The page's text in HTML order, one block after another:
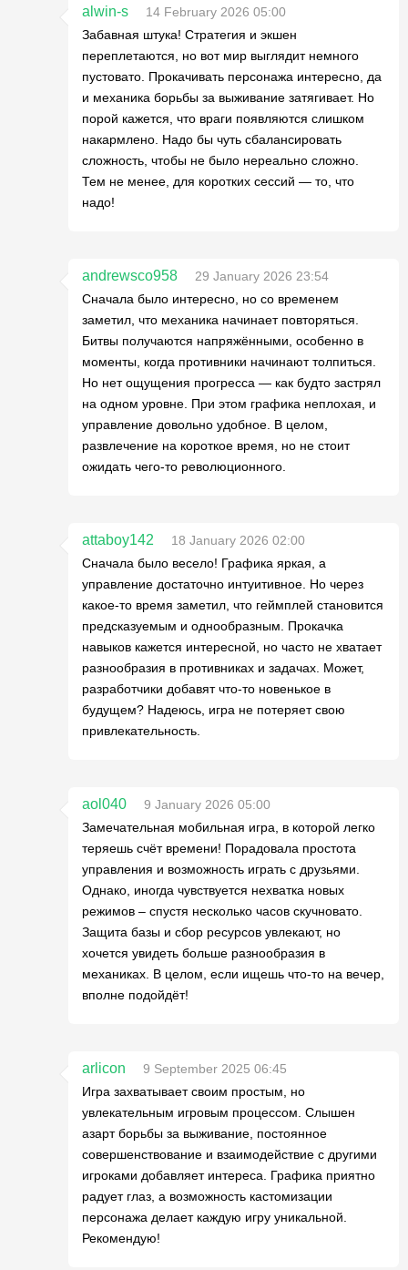
alwin-s
14 February 2026 05:00
Забавная штука! Стратегия и экшен
переплетаются, но вот мир выглядит немного
пустовато. Прокачивать персонажа интересно, да
и механика борьбы за выживание затягивает. Но
порой кажется, что враги появляются слишком
накармлено. Надо бы чуть сбалансировать
сложность, чтобы не было нереально сложно.
Тем не менее, для коротких сессий — то, что
надо!
andrewsco958
29 January 2026 23:54
Сначала было интересно, но со временем
заметил, что механика начинает повторяться.
Битвы получаются напряжёнными, особенно в
моменты, когда противники начинают толпиться.
Но нет ощущения прогресса — как будто застрял
на одном уровне. При этом графика неплохая, и
управление довольно удобное. В целом,
развлечение на короткое время, но не стоит
ожидать чего-то революционного.
attaboy142
18 January 2026 02:00
Сначала было весело! Графика яркая, а
управление достаточно интуитивное. Но через
какое-то время заметил, что геймплей становится
предсказуемым и однообразным. Прокачка
навыков кажется интересной, но часто не хватает
разнообразия в противниках и задачах. Может,
разработчики добавят что-то новенькое в
будущем? Надеюсь, игра не потеряет свою
привлекательность.
aol040
9 January 2026 05:00
Замечательная мобильная игра, в которой легко
теряешь счёт времени! Порадовала простота
управления и возможность играть с друзьями.
Однако, иногда чувствуется нехватка новых
режимов – спустя несколько часов скучновато.
Защита базы и сбор ресурсов увлекают, но
хочется увидеть больше разнообразия в
механиках. В целом, если ищешь что-то на вечер,
вполне подойдёт!
arlicon
9 September 2025 06:45
Игра захватывает своим простым, но
увлекательным игровым процессом. Слышен
азарт борьбы за выживание, постоянное
совершенствование и взаимодействие с другими
игроками добавляет интереса. Графика приятно
радует глаз, а возможность кастомизации
персонажа делает каждую игру уникальной.
Рекомендую!